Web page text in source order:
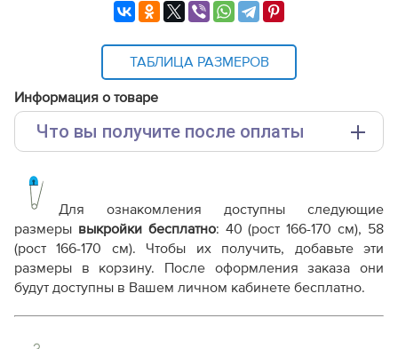
ТАБЛИЦА РАЗМЕРОВ
Информация о товаре
Что вы получите после оплаты
Выкройка PDF для печати на принтере A4 или
плоттере A0 с шириной печати 810мм в зависимости
от выбора формата
Инструкция-боди-WT240417.pdf
Дополнительные файлы:
Терминология машинных работ
Для ознакомления доступны следующие
размеры выкройки бесплатно: 40 (рост 166-170 см), 58
(рост 166-170 см). Чтобы их получить, добавьте эти
размеры в корзину. После оформления заказа они
будут доступны в Вашем личном кабинете бесплатно.